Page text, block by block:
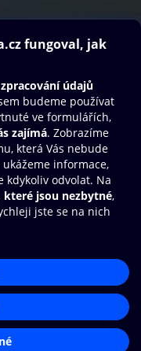
Knihovna
své e-knihy a
a pohodlněji.